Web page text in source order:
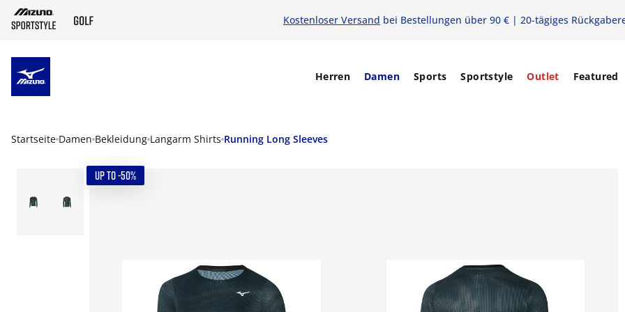
Kostenloser Versand bei Bestellungen über 90 € | 20-tägiges
Herren Damen Sports Sportstyle Outlet Featured
Startseite Damen Bekleidung Langarm Shirts Running Long Sleeves
UP TO -50%